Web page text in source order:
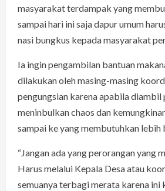
masyarakat terdampak yang
sampai hari ini saja dapur umum
nasi bungkus kepada masyarakat
Ia ingin pengambilan bantuan
dilakukan oleh masing-masing
pengungsian karena apabila diambil
meninbulkan chaos dan
sampai ke yang membutuhkan lebih
“Jangan ada yang perorangan yang
Harus melalui Kepala Desa atau
semuanya terbagi merata karena ini